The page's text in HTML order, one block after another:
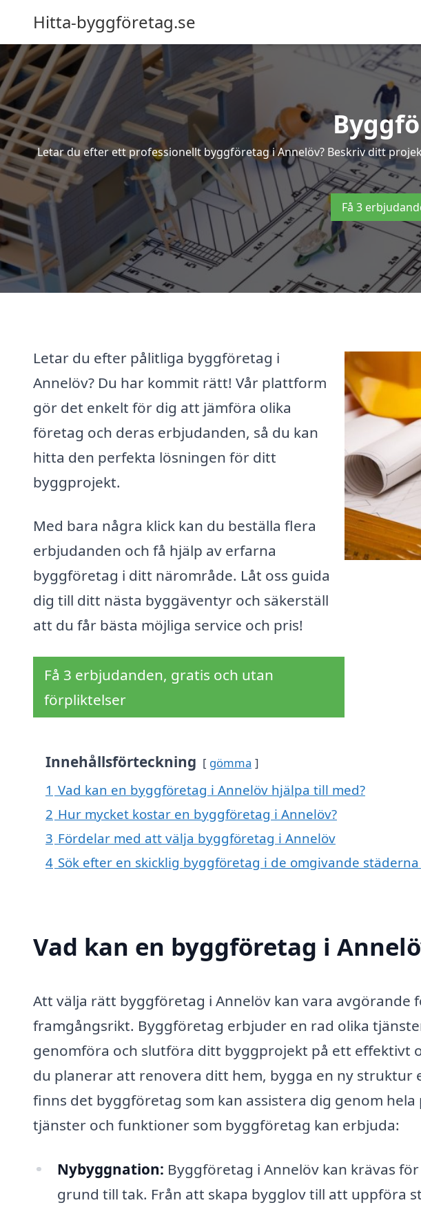
Hitta-byggföretag.se
Letar du efter ett professionellt byggföretag i Annelöv? Beskriv ditt
Få 3
Letar du efter pålitliga byggföretag i
Annelöv? Du har kommit rätt! Vår plattform
gör det enkelt för dig att jämföra olika
företag och deras erbjudanden, så du kan
hitta den perfekta lösningen för ditt
byggprojekt.
Med bara några klick kan du beställa flera
erbjudanden och få hjälp av erfarna
byggföretag i ditt närområde. Låt oss guida
dig till ditt nästa byggäventyr och säkerställ
att du får bästa möjliga service och pris!
Få 3 erbjudanden, gratis och utan
förpliktelser
Innehållsförteckning gömma
1 Vad kan en byggföretag i Annelöv hjälpa till med?
2 Hur mycket kostar en byggföretag i Annelöv?
3 Fördelar med att välja byggföretag i Annelöv
4 Sök efter en skicklig byggföretag i de omgivande
Vad kan en byggföretag i
Att välja rätt byggföretag i Annelöv kan vara avgörande
framgångsrikt. Byggföretag erbjuder en rad olika
genomföra och slutföra ditt byggprojekt på ett effektivt
du planerar att renovera ditt hem, bygga en ny struktur
finns det byggföretag som kan assistera dig genom hela
tjänster och funktioner som byggföretag kan erbjuda:
Nybyggnation: Byggföretag i Annelöv kan krävas
grund till tak. Från att skapa bygglov till att uppföra